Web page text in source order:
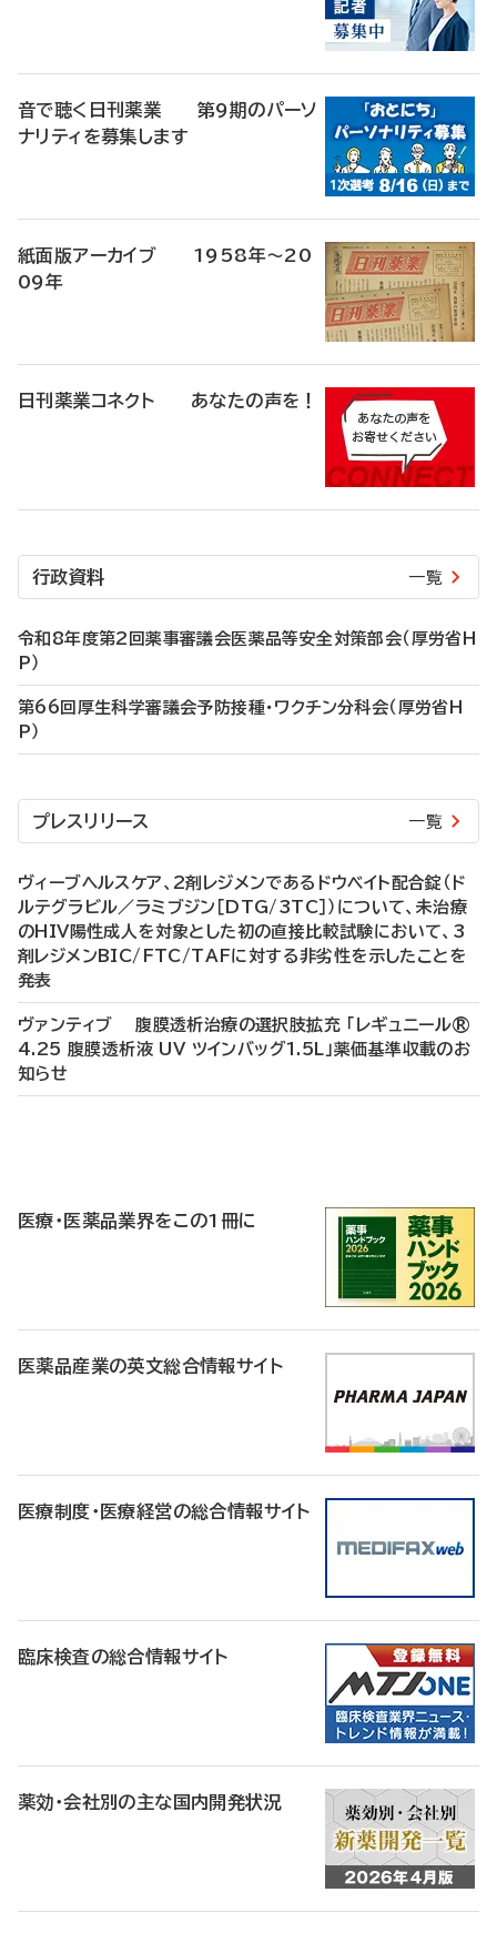
音で聴く日刊薬業 第9期のパーソ
ナリティを募集します
紙面版アーカイブ 1958年～20
09年
日刊薬業コネクト あなたの声を！
行政資料 一覧
令和8年度第2回薬事審議会医薬品等安全対策部会（厚労省H
P）
第66回厚生科学審議会予防接種・ワクチン分科会（厚労省H
P）
プレスリリース 一覧
ヴィーブヘルスケア、2剤レジメンであるドウベイト配合錠（ド
ルテグラビル／ラミブジン［DTG/3TC］）について、未治療
のHIV陽性成人を対象とした初の直接比較試験において、3
剤レジメンBIC/FTC/TAFに対する非劣性を示したことを
発表
ヴァンティブ 腹膜透析治療の選択肢拡充 「レギュニール®
4.25 腹膜透析液 UV ツインバッグ1.5L」薬価基準収載のお
知らせ
医療・医薬品業界をこの1冊に
医薬品産業の英文総合情報サイト
医療制度・医療経営の総合情報サイト
臨床検査の総合情報サイト
薬効・会社別の主な国内開発状況